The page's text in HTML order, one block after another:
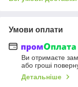
Умови оплати
Ви отримаєте
або гроші
Детальніше